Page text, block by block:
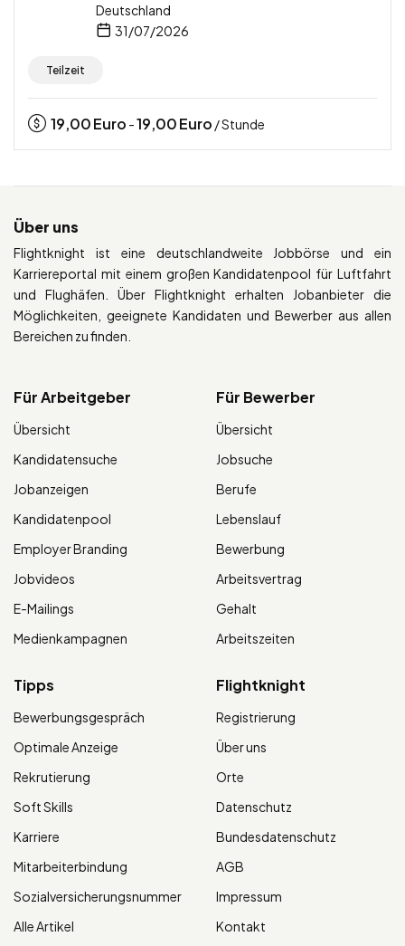
Deutschland
31/07/2026
Teilzeit
19,00Euro -19,00Euro / Stunde
Über uns
Flightknight ist eine deutschlandweite Jobbörse und ein
Karriereportal mit einem großen Kandidatenpool für Luftfahrt
und Flughäfen. Über Flightknight erhalten Jobanbieter die
Möglichkeiten, geeignete Kandidaten und Bewerber aus allen
Bereichen zu finden.
Für Arbeitgeber
Übersicht
Kandidatensuche
Jobanzeigen
Kandidatenpool
Employer Branding
Jobvideos
E-Mailings
Medienkampagnen
Für Bewerber
Übersicht
Jobsuche
Berufe
Lebenslauf
Bewerbung
Arbeitsvertrag
Gehalt
Arbeitszeiten
Tipps
Bewerbungsgespräch
Optimale Anzeige
Rekrutierung
Soft Skills
Karriere
Mitarbeiterbindung
Sozialversicherungsnummer
Alle Artikel
Flightknight
Registrierung
Über uns
Orte
Datenschutz
Bundesdatenschutz
AGB
Impressum
Kontakt